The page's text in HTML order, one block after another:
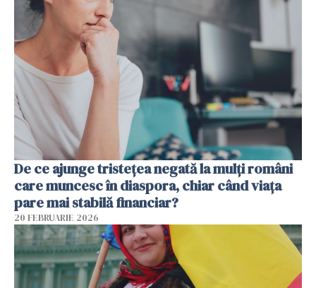
De ce ajunge tristețea negată la mulți români
care muncesc în diaspora, chiar când viața
pare mai stabilă financiar?
20 FEBRUARIE 2026